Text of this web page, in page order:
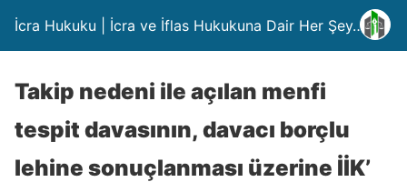
İcra Hukuku | İcra ve İflas Hukukuna Dair Her Şey….
Takip nedeni ile açılan menfi
tespit davasının, davacı borçlu
lehine sonuçlanması üzerine İİK’